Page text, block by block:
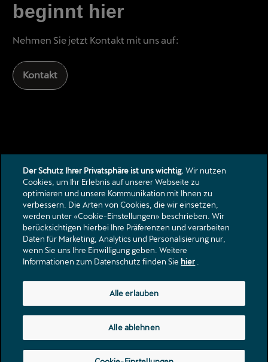
beginnt hier
Nehmen Sie jetzt Kontakt mit uns auf:
Kontakt
Talstrasse 18
3922 Stalden VS
info@neubrueck.com
Kontakt
Kataloge & Preislisten
Rechtliche Hinweise
Datenschutzerklärung
Der Schutz Ihrer Privatsphäre ist uns wichtig. Wir nutzen
Cookies, um Ihr Erlebnis auf unserer Webseite zu
optimieren und unsere Kommunikation mit Ihnen zu
verbessern. Die Arten von Cookies, die wir einsetzen,
werden unter «Cookie-Einstellungen» beschrieben. Wir
berücksichtigen hierbei Ihre Präferenzen und verarbeiten
Daten für Marketing, Analytics und Personalisierung nur,
wenn Sie uns Ihre Einwilligung geben. Weitere
Informationen zum Datenschutz finden Sie hier.
Alle ablehnen
Alle erlauben